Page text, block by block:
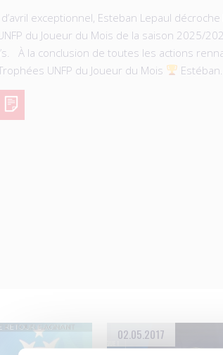
exceptionnel, Esteban Lepaul décroche
du Joueur du Mois de la saison 2025/
À la conclusion de toutes les actions
UNFP du Joueur du Mois
Estéban…
02.05.2017